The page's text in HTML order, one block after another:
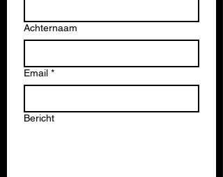
Achternaam
Email *
Bericht